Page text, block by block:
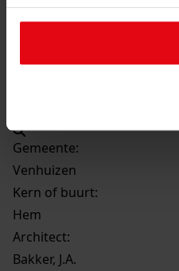
Perceel:
Gemeente:
Venhuizen
Kern of buurt:
Hem
Architect:
Bakker, J.A.